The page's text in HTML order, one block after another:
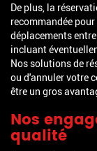
De plus, la
recommandée
déplacements
incluant
Nos solutions de
ou d'annuler votre
être un gros
Nos
qualité